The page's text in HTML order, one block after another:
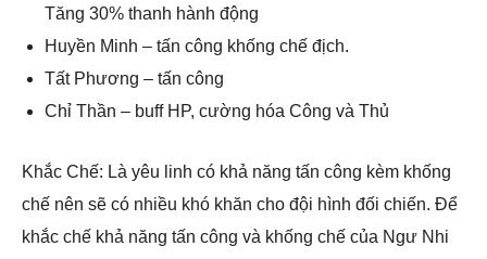
Tăng 30% thanh hành động
Huyền Minh – tấn công khống chế địch.
Tất Phương – tấn công
Chỉ Thần – buff HP, cường hóa Công và Thủ
Khắc Chế: Là yêu linh có khả năng tấn công kèm khống
chế nên sẽ có nhiều khó khăn cho đội hình đối chiến. Để
khắc chế khả năng tấn công và khống chế của Ngư Nhi